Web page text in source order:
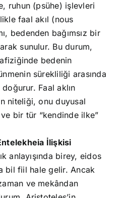
ruhun (psühe) işlevleri
faal akıl (nous
bedenden bağımsız bir
sunulur. Bu durum,
bedenin
sürekliliği arasında
Faal aklın
niteliği, onu duyusal
ve bir tür “kendinde ilke”
İlişkisi
anlayışında birey, eidos
bil fiil hale gelir. Ancak
ve mekândan